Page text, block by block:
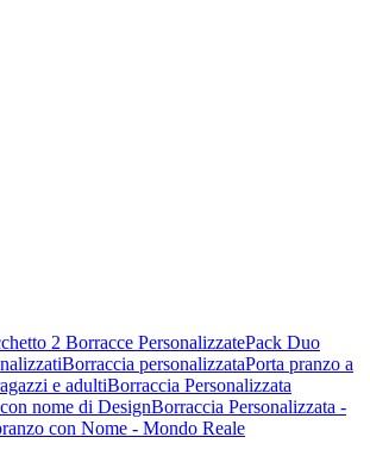
2 Borracce PersonalizzatePack Duo
Borraccia personalizzataPorta pranzo a
e adultiBorraccia Personalizzata
nome di DesignBorraccia Personalizzata -
con Nome - Mondo Reale